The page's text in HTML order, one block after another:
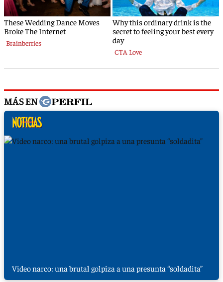
MÁS EN
Video narco: una brutal golpiza a una presunta “soldadita”